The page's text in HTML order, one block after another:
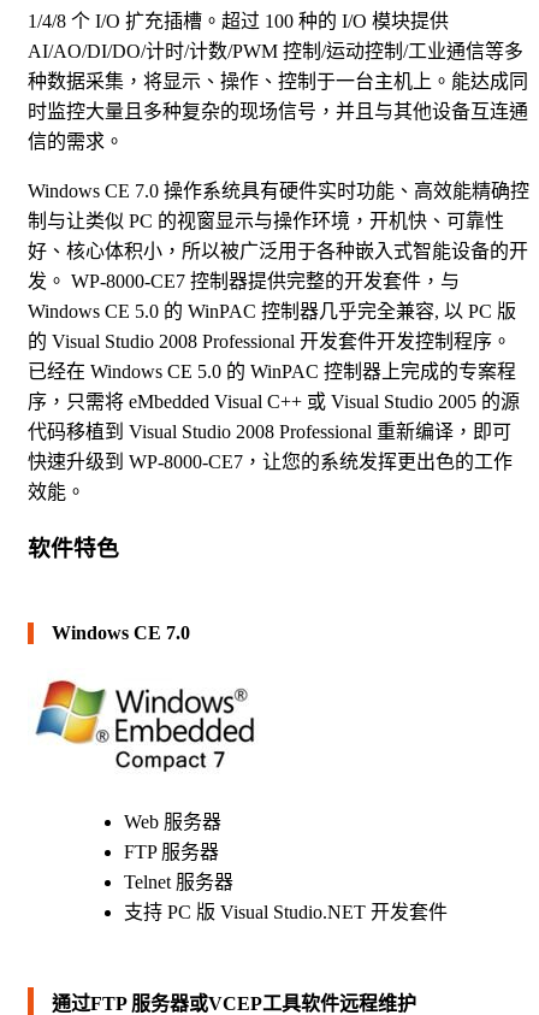
1/4/8 个 I/O 扩充插槽。超过 100 种的 I/O 模块提供
AI/AO/DI/DO/计时/计数/PWM 控制/运动控制/工业通信等多
种数据采集，将显示、操作、控制于一台主机上。能达成同
时监控大量且多种复杂的现场信号，并且与其他设备互连通
信的需求。
Windows CE 7.0 操作系统具有硬件实时功能、高效能精确控
制与让类似 PC 的视窗显示与操作环境，开机快、可靠性
好、核心体积小，所以被广泛用于各种嵌入式智能设备的开
发。 WP-8000-CE7 控制器提供完整的开发套件，与
Windows CE 5.0 的 WinPAC 控制器几乎完全兼容, 以 PC 版
的 Visual Studio 2008 Professional 开发套件开发控制程序。
已经在 Windows CE 5.0 的 WinPAC 控制器上完成的专案程
序，只需将 eMbedded Visual C++ 或 Visual Studio 2005 的源
代码移植到 Visual Studio 2008 Professional 重新编译，即可
快速升级到 WP-8000-CE7，让您的系统发挥更出色的工作
效能。
软件特色
Windows CE 7.0
Web 服务器
FTP 服务器
Telnet 服务器
支持 PC 版 Visual Studio.NET 开发套件
通过FTP 服务器或VCEP工具软件远程维护